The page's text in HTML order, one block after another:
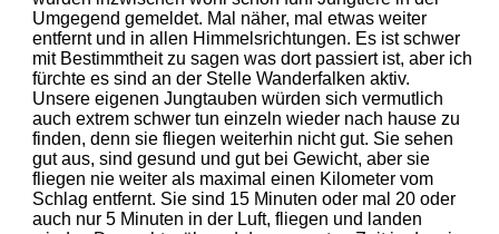
Umgegend gemeldet. Mal näher, mal etwas weiter
entfernt und in allen Himmelsrichtungen. Es ist schwer
mit Bestimmtheit zu sagen was dort passiert ist, aber ich
fürchte es sind an der Stelle Wanderfalken aktiv.
Unsere eigenen Jungtauben würden sich vermutlich
auch extrem schwer tun einzeln wieder nach hause zu
finden, denn sie fliegen weiterhin nicht gut. Sie sehen
gut aus, sind gesund und gut bei Gewicht, aber sie
fliegen nie weiter als maximal einen Kilometer vom
Schlag entfernt. Sie sind 15 Minuten oder mal 20 oder
auch nur 5 Minuten in der Luft, fliegen und landen